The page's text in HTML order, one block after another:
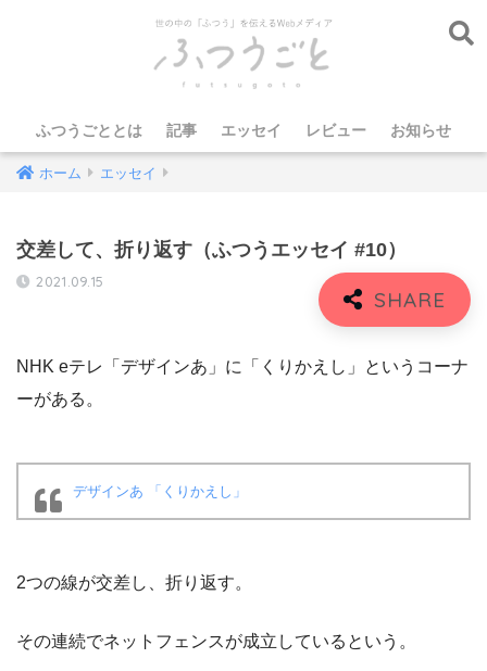
ふつうごととは 記事 エッセイ レビュー お知らせ
ホーム エッセイ
交差して、折り返す（ふつうエッセイ #10）
2021.09.15
NHK eテレ「デザインあ」に「くりかえし」というコーナ
ーがある。
デザインあ 「くりかえし」
2つの線が交差し、折り返す。
その連続でネットフェンスが成立しているという。